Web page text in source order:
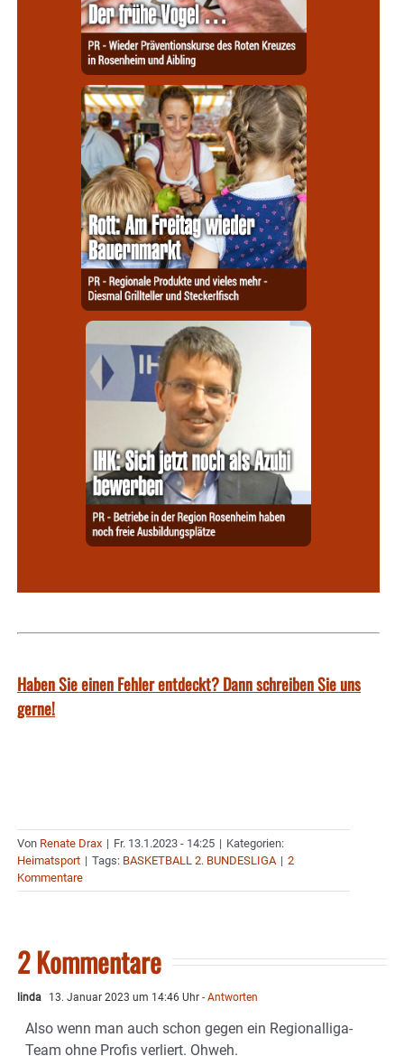
Haben Sie einen Fehler entdeckt? Dann schreiben Sie uns
gerne!
Von Renate Drax | Fr. 13.1.2023 - 14:25 | Kategorien:
Heimatsport | Tags: BASKETBALL 2. BUNDESLIGA | 2
Kommentare
2 Kommentare
linda 13. Januar 2023 um 14:46 Uhr - Antworten
Also wenn man auch schon gegen ein Regionalliga-
Team ohne Profis verliert. Ohweh.